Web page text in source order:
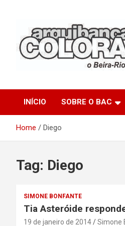
INÍCIO SOBRE O BAC
Home Diego
Tag: Diego
SIMONE BONFANTE
Tia Asteróide
19 de janeiro de 2014 Simone